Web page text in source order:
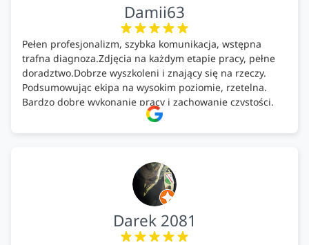
Damii63
Pełen profesjonalizm, szybka komunikacja, wstępna
trafna diagnoza.Zdjęcia na każdym etapie pracy, pełne
doradztwo.Dobrze wyszkoleni i znający się na rzeczy.
Podsumowując ekipa na wysokim poziomie, rzetelna.
Bardzo dobre wykonanie pracy i zachowanie czystości.
Darek 2081